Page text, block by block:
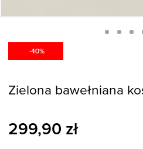
Zielona bawełniana
299,90 zł